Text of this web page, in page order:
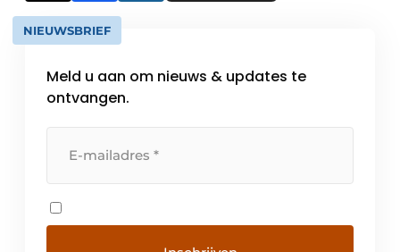
NIEUWSBRIEF
Meld u aan om nieuws & updates te
ontvangen.